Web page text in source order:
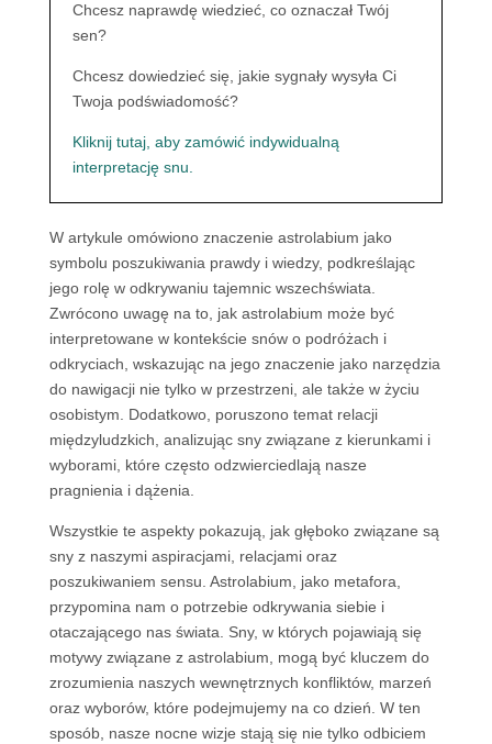
Chcesz naprawdę wiedzieć, co oznaczał Twój
sen?
Chcesz dowiedzieć się, jakie sygnały wysyła Ci
Twoja podświadomość?
Kliknij tutaj, aby zamówić indywidualną
interpretację snu.
W artykule omówiono znaczenie astrolabium jako
symbolu poszukiwania prawdy i wiedzy, podkreślając
jego rolę w odkrywaniu tajemnic wszechświata.
Zwrócono uwagę na to, jak astrolabium może być
interpretowane w kontekście snów o podróżach i
odkryciach, wskazując na jego znaczenie jako narzędzia
do nawigacji nie tylko w przestrzeni, ale także w życiu
osobistym. Dodatkowo, poruszono temat relacji
międzyludzkich, analizując sny związane z kierunkami i
wyborami, które często odzwierciedlają nasze
pragnienia i dążenia.
Wszystkie te aspekty pokazują, jak głęboko związane są
sny z naszymi aspiracjami, relacjami oraz
poszukiwaniem sensu. Astrolabium, jako metafora,
przypomina nam o potrzebie odkrywania siebie i
otaczającego nas świata. Sny, w których pojawiają się
motywy związane z astrolabium, mogą być kluczem do
zrozumienia naszych wewnętrznych konfliktów, marzeń
oraz wyborów, które podejmujemy na co dzień. W ten
sposób, nasze nocne wizje stają się nie tylko odbiciem